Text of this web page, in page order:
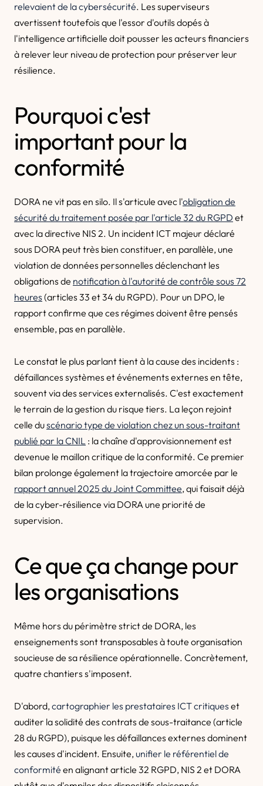
relevaient de la cybersécurité. Les superviseurs
avertissent toutefois que l'essor d'outils dopés à
l'intelligence artificielle doit pousser les acteurs financiers
à relever leur niveau de protection pour préserver leur
résilience.
Pourquoi c'est
important pour la
conformité
DORA ne vit pas en silo. Il s'articule avec l'obligation de
sécurité du traitement posée par l'article 32 du RGPD et
avec la directive NIS 2. Un incident ICT majeur déclaré
sous DORA peut très bien constituer, en parallèle, une
violation de données personnelles déclenchant les
obligations de notification à l'autorité de contrôle sous 72
heures (articles 33 et 34 du RGPD). Pour un DPO, le
rapport confirme que ces régimes doivent être pensés
ensemble, pas en parallèle.
Le constat le plus parlant tient à la cause des incidents :
défaillances systèmes et événements externes en tête,
souvent via des services externalisés. C'est exactement
le terrain de la gestion du risque tiers. La leçon rejoint
celle duscénario type de violation chez un sous-traitant
publié par la CNIL : la chaîne d'approvisionnement est
devenue le maillon critique de la conformité. Ce premier
bilan prolonge également la trajectoire amorcée par le
rapport annuel 2025 du Joint Committee, qui faisait déjà
de la cyber-résilience via DORA une priorité de
supervision.
Ce que ça change pour
les organisations
Même hors du périmètre strict de DORA, les
enseignements sont transposables à toute organisation
soucieuse de sa résilience opérationnelle. Concrètement,
quatre chantiers s'imposent.
D'abord,cartographier les prestataires ICT critiques et
auditer la solidité des contrats de sous-traitance (article
28 du RGPD), puisque les défaillances externes dominent
les causes d'incident. Ensuite, unifier le référentiel de
conformité en alignant article 32 RGPD, NIS 2 et DORA